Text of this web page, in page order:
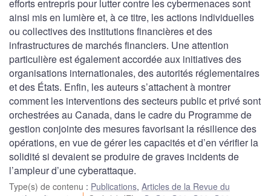
efforts entrepris pour lutter contre les cybermenaces sont
ainsi mis en lumière et, à ce titre, les actions individuelles
ou collectives des institutions financières et des
infrastructures de marchés financiers. Une attention
particulière est également accordée aux initiatives des
organisations internationales, des autorités réglementaires
et des États. Enfin, les auteurs s’attachent à montrer
comment les interventions des secteurs public et privé sont
orchestrées au Canada, dans le cadre du Programme de
gestion conjointe des mesures favorisant la résilience des
opérations, en vue de gérer les capacités et d’en vérifier la
solidité si devaient se produire de graves incidents de
l’ampleur d’une cyberattaque.
Type(s) de contenu : Publications, Articles de la Revue du